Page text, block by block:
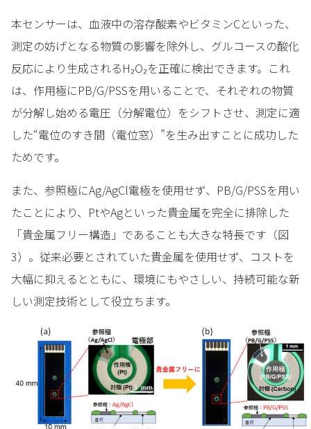
本センサーは、血液中の溶存酸素やビタミンCといった、
測定の妨げとなる物質の影響を除外し、グルコースの酸化
反応により生成されるH₂O₂を正確に検出できます。これ
は、作用極にPB/G/PSSを用いることで、それぞれの物質
が分解し始める電圧（分解電位）をシフトさせ、測定に適
した“電位のすき間（電位窓）”を生み出すことに成功した
ためです。
また、参照極にAg/AgCl電極を使用せず、PB/G/PSSを用い
たことにより、PtやAgといった貴金属を完全に排除した
「貴金属フリー構造」であることも大きな特長です（図
3）。従来必要とされていた貴金属を使用せず、コストを
大幅に抑えるとともに、環境にもやさしい、持続可能な新
しい測定技術として役立ちます。